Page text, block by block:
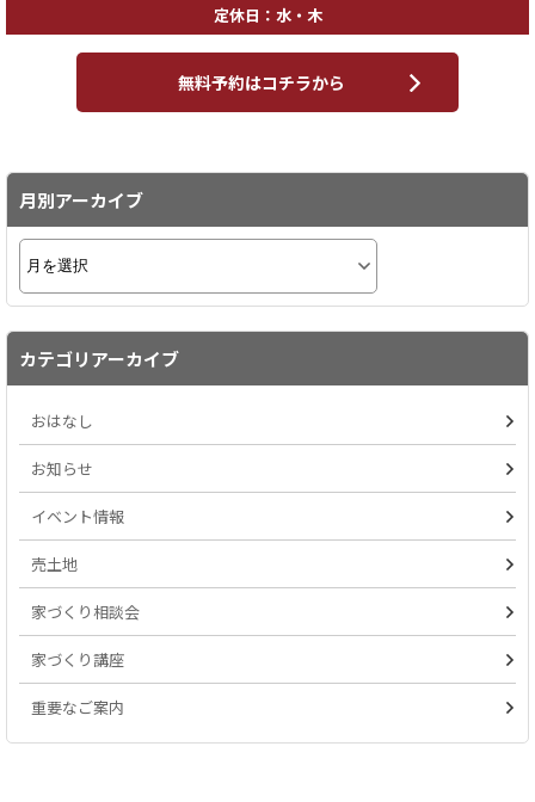
定休日：水・木
無料予約はコチラから
月別アーカイブ
カテゴリアーカイブ
おはなし
お知らせ
イベント情報
売土地
家づくり相談会
家づくり講座
重要なご案内